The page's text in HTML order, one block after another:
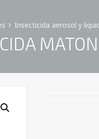
Insecticida aerosol y